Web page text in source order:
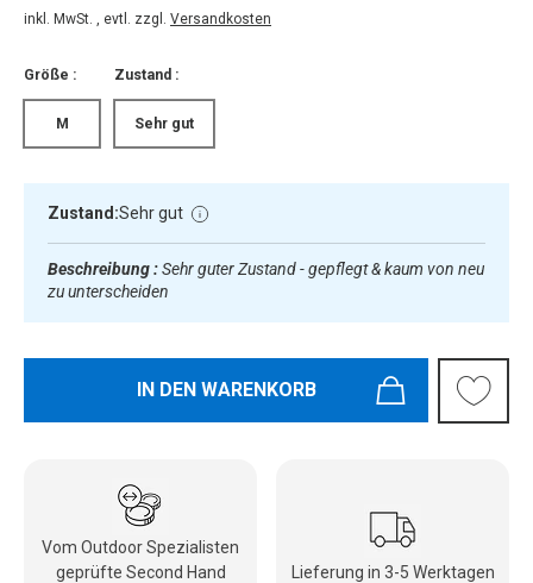
inkl. MwSt. , evtl. zzgl. Versandkosten
Größe :
M
Zustand :
Sehr gut
Zustand:Sehr gut
Beschreibung :Sehr guter Zustand - gepflegt & kaum von neu
zu unterscheiden
IN DEN WARENKORB
Vom Outdoor Spezialisten
geprüfte Second Hand
Lieferung in 3-5 Werktagen